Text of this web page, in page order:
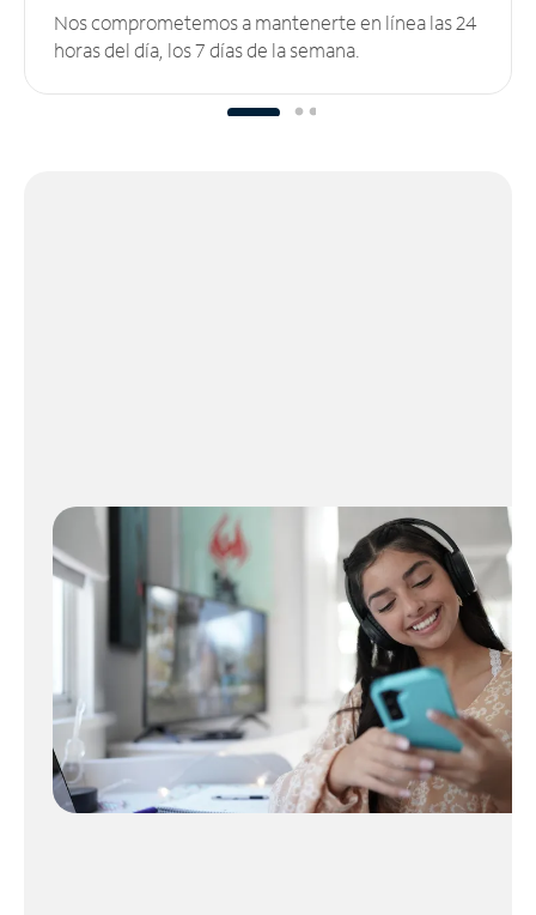
Nos comprometemos a mantenerte en línea las 24
horas del día, los 7 días de la semana.